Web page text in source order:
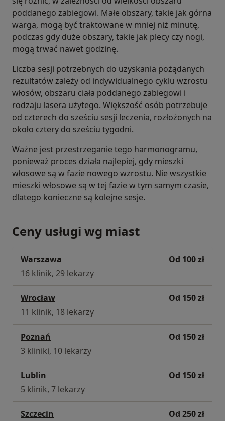
poddanego zabiegowi. Małe obszary, takie jak górna
warga, mogą być traktowane w mniej niż minutę,
podczas gdy duże obszary, takie jak plecy czy nogi,
mogą trwać nawet godzinę.
Liczba sesji potrzebnych do uzyskania pożądanych
rezultatów zależy od indywidualnego cyklu wzrostu
włosów, obszaru ciała poddanego zabiegowi i
rodzaju lasera użytego. Większość osób potrzebuje
od czterech do sześciu sesji leczenia, rozłożonych na
około cztery do sześciu tygodni.
Ważne jest przestrzeganie tego harmonogramu,
ponieważ proces działa najlepiej, gdy mieszki
włosowe są w fazie nowego wzrostu. Nie wszystkie
mieszki włosowe są w tej fazie w tym samym czasie,
dlatego konieczne są kolejne sesje.
Ceny usługi wg miast
Warszawa
Od 100 zł
16 klinik, 29 lekarzy
Wrocław
Od 150 zł
11 klinik, 18 lekarzy
Poznań
Od 150 zł
3 kliniki, 10 lekarzy
Lublin
Od 150 zł
5 klinik, 7 lekarzy
Szczecin
Od 250 zł